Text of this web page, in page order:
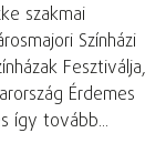
szakmai
Színházi
Fesztiválja,
Érdemes
így tovább...